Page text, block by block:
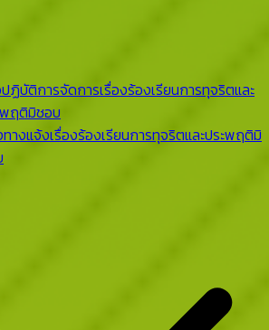
ฏิบัติการจัดการเรื่องร้องเรียนการทุจริตและ
ฤติมิชอบ
างแจ้งเรื่องร้องเรียนการทุจริตและประพฤติมิ